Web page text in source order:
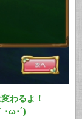
わるよ！
･ω･´)